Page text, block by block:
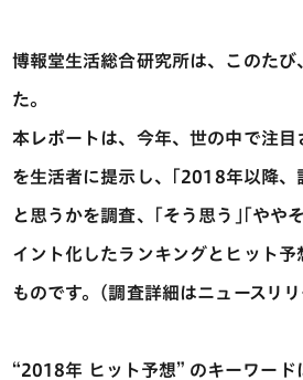
博報堂生活総合研究所は、このた
た。
本レポートは、今年、世の中で注
を生活者に提示し、｢2018年以降、
と思うかを調査、｢そう思う｣｢やや
イント化したランキングとヒット
ものです。(調査詳細はニュースリ
“2018年 ヒット予想” のキーワー